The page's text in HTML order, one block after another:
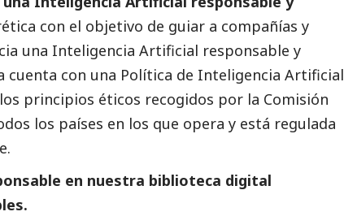
con el objetivo de guiar a compañías y
una Inteligencia Artificial responsable y
cuenta con una Política de Inteligencia Artificial
principios éticos recogidos por la Comisión
los países en los que opera y está regulada
en nuestra biblioteca digital
.